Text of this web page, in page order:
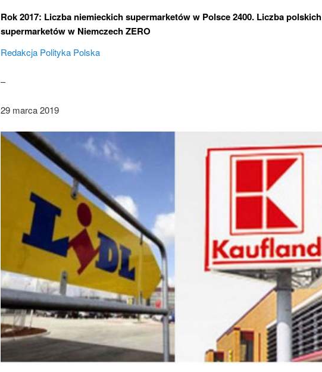
Rok 2017: Liczba niemieckich supermarketów w Polsce 2400. Liczba polskich
supermarketów w Niemczech ZERO
Redakcja Polityka Polska
–
29 marca 2019